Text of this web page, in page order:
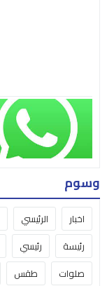
وسوم
اخبار الرئيسي
رئيسة
رئيسي
صلوات
طقس